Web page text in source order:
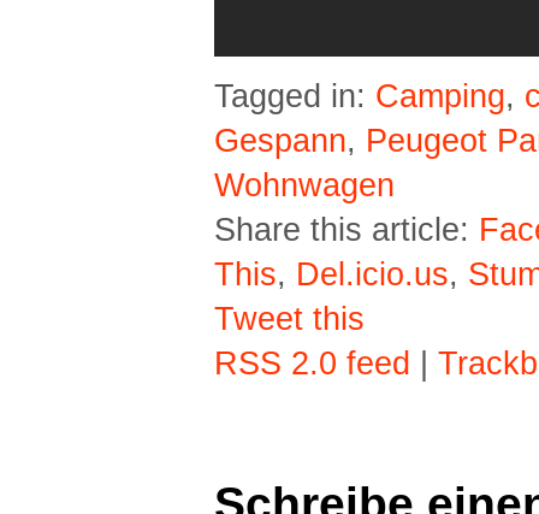
Tagged in: Camping,
Gespann, Peugeot
Wohnwagen
Share this article:
This, Del.icio.us,
Tweet this
RSS 2.0 feed